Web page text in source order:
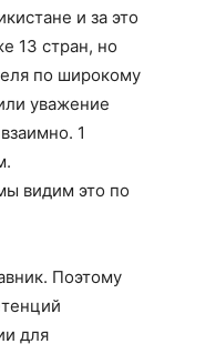
и за это
13 стран, но
по широкому
уважение
1
видим это по
Поэтому
для